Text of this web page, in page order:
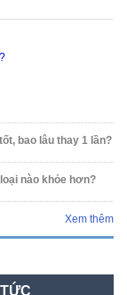
bao lâu thay 1 lần?
nào khỏe hơn?
Xem thêm